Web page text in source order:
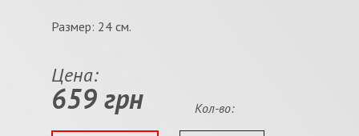
Размер: 24 см.
Цена:
659 грн Кол-во: